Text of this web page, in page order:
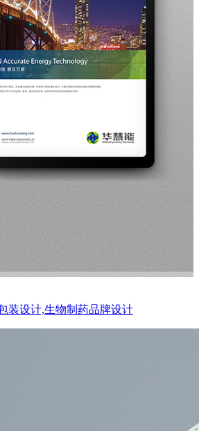
装设计,生物制药品牌设计